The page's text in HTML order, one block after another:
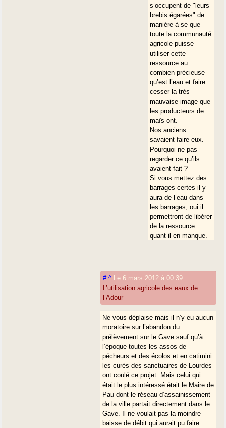
s’occupent de "leurs
brebis égarées" de
manière à se que
toute la communauté
agricole puisse
utiliser cette
ressource au
combien précieuse
qu’est l’eau et faire
cesser la très
mauvaise image que
les producteurs de
maïs ont.
Nos anciens
savaient faire eux.
Pourquoi ne pas
regarder ce qu’ils
avaient fait ?
Si vous mettez des
barrages certes il y
aura de l’eau dans
les barrages, oui il
permettront de libérer
de la ressource
quant il en manque.
rivières sans pouvoir
être amenés là où on
# ^
Le 6 mars 2012 à 00:39
L’utilisation agricole des eaux de
l’Adour
Ne vous déplaise mais il n’y eu aucun
moratoire sur l’abandon du
prélèvement sur le Gave sauf qu’à
l’époque toutes les assos de
pécheurs et des écolos et en catimini
les curés des sanctuaires de Lourdes
ont coulé ce projet. Mais celui qui
était le plus intéressé était le Maire de
Pau dont le réseau d’assainissement
de la ville partait directement dans le
Gave. Il ne voulait pas la moindre
baisse de débit qui aurait pu faire